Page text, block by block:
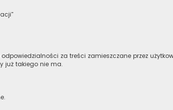
za treści zamieszczane przez
już takiego nie ma.